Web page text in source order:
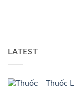
LATEST
Thuốc